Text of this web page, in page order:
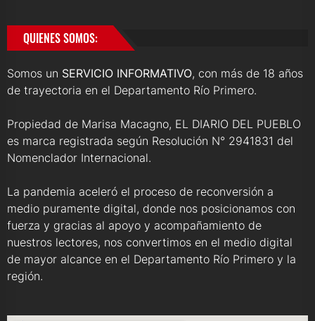
QUIENES SOMOS:
Somos un SERVICIO INFORMATIVO, con más de 18 años
de trayectoria en el Departamento Río Primero.
Propiedad de Marisa Macagno, EL DIARIO DEL PUEBLO
es marca registrada según Resolución N° 2941831 del
Nomenclador Internacional.
La pandemia aceleró el proceso de reconversión a
medio puramente digital, donde nos posicionamos con
fuerza y gracias al apoyo y acompañamiento de
nuestros lectores, nos convertimos en el medio digital
de mayor alcance en el Departamento Río Primero y la
región.